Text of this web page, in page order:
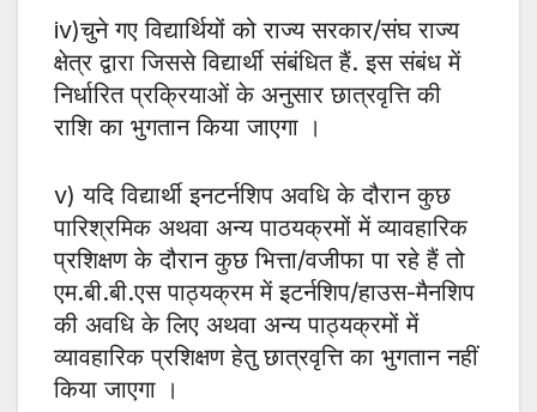
iv)चुने गए विद्यार्थियों को राज्य सरकार/संघ राज्य
क्षेत्र द्वारा जिससे विद्यार्थी संबंधित हैं. इस संबंध में
निर्धारित प्रक्रियाओं के अनुसार छात्रवृत्ति की
राशि का भुगतान किया जाएगा ।
v) यदि विद्यार्थी इनटर्नशिप अवधि के दौरान कुछ
पारिश्रमिक अथवा अन्य पाठयक्रमों में व्यावहारिक
प्रशिक्षण के दौरान कुछ भित्ता/वजीफा पा रहे हैं तो
एम.बी.बी.एस पाठ्यक्रम में इटर्नशिप/हाउस-मैनशिप
की अवधि के लिए अथवा अन्य पाठ्यक्रमों में
व्यावहारिक प्रशिक्षण हेतु छात्रवृत्ति का भुगतान नहीं
किया जाएगा ।